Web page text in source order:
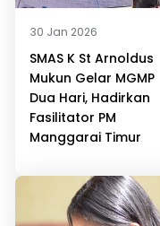
30 Jan 2026
SMAS K St Arnoldus
Mukun Gelar MGMP
Dua Hari, Hadirkan
Fasilitator PM
Manggarai Timur